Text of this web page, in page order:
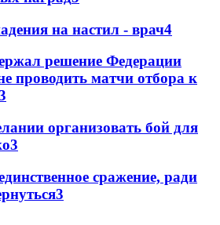
на настил - врач4
решение Федерации
проводить матчи отбора к
организовать бой для
3
сражение, ради
3